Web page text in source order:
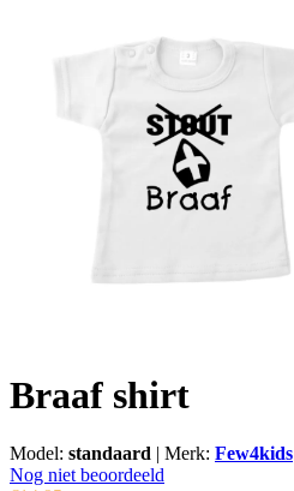
Braaf shirt
Model: standaard | Merk: Few4kids
Nog niet beoordeeld